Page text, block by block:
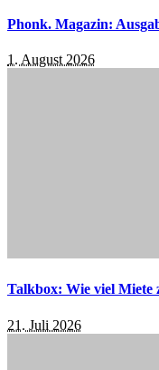
Phonk. Magazin:
1. August 2026
Talkbox: Wie viel Miete
21. Juli 2026